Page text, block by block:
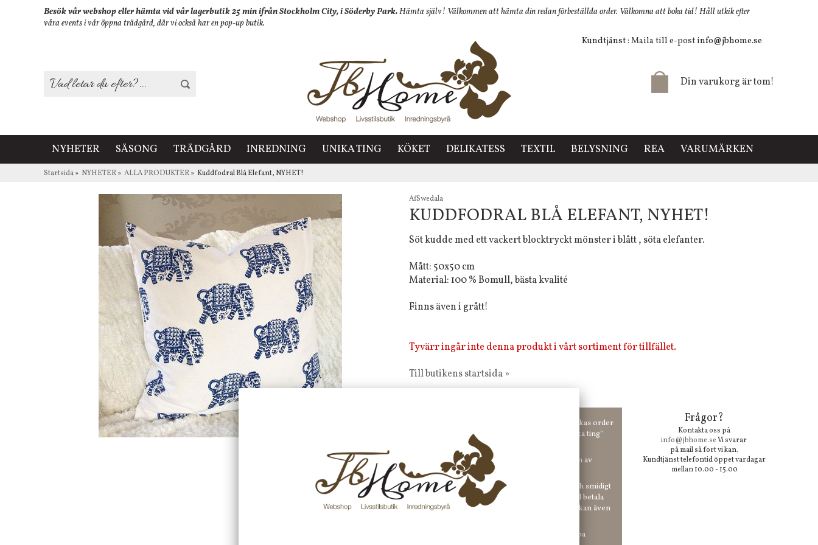
Besök vår webshop eller hämta vid vår lagerbutik 25 min ifrån Stockholm City, i Söderby Park.Hämta själv! Välkommen att hämta din redan förbeställda order. Välkomna att boka tid! Håll utkik efter
våra events i vår öppna trädgård, där vi också har en pop-up butik.
Kundtjänst: Maila till e-post info@jbhome.se
Din varukorg är tom!
NYHETER SÄSONG TRÄDGÅRD INREDNING UNIKA TING KÖKET DELIKATESS TEXTIL BELYSNING REA VARUMÄRKEN
Startsida» NYHETER» ALLA PRODUKTER» Kuddfodral Blå Elefant, NYHET!
AfSwedala
KUDDFODRAL BLÅ ELEFANT, NYHET!
Söt kudde med ett vackert blocktryckt mönster i blått , söta elefanter.
Mått: 50x50 cm
Material: 100 % Bomull, bästa kvalité
Finns även i grått!
Tyvärr ingår inte denna produkt i vårt sortiment för tillfället.
Till butikens startsida »
Frakt 99 kr, handlar du över 2000 kr skickas order
fraktfritt. 100 kr - 400 kr i frakt för våra "unika ting"
produkter som skickas.
10 % rabatt på din första order vid anmälan av
nyhetsbrev, via pop-up ruta
Faktura 0 kr. Hos oss betalar du enkelt och smidigt
med KLARNA CHECKOUT. Välj själv hur du vill betala
mellan alla Klarnas betalningstjänster. Och du kan även
Nöjda kunder och strävar efter att ha snabba
Frågor?
Kontakta oss på
info@jbhome.seVi svarar
på mail så fort vi kan.
Kundtjänst telefontid öppet vardagar
mellan 10.00 - 15.00